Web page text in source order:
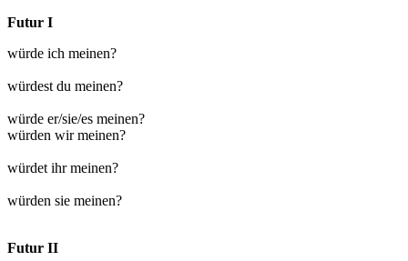
Futur I
würde ich meinen?
würdest du meinen?
würde er/sie/es meinen?
würden wir meinen?
würdet ihr meinen?
würden sie meinen?
Futur II